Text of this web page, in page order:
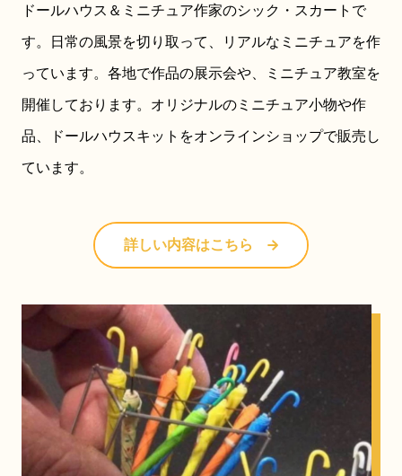
ドールハウス＆ミニチュア作家のシック・スカートで
す。日常の風景を切り取って、リアルなミニチュアを作
っています。各地で作品の展示会や、ミニチュア教室を
開催しております。オリジナルのミニチュア小物や作
品、ドールハウスキットをオンラインショップで販売し
ています。
詳しい内容はこちら